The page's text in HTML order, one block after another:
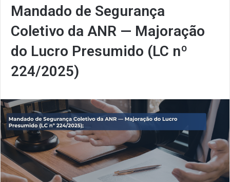
Mandado de Segurança
Coletivo da ANR — Majoração
do Lucro Presumido (LC nº
224/2025)